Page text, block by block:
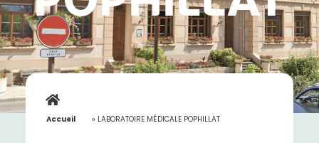
Accueil » LABORATOIRE MÉDICALE POPHILLAT